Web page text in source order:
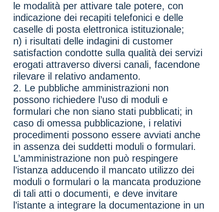
le modalità per attivare tale potere, con
indicazione dei recapiti telefonici e delle
caselle di posta elettronica istituzionale;
n) i risultati delle indagini di customer
satisfaction condotte sulla qualità dei servizi
erogati attraverso diversi canali, facendone
rilevare il relativo andamento.
2. Le pubbliche amministrazioni non
possono richiedere l’uso di moduli e
formulari che non siano stati pubblicati; in
caso di omessa pubblicazione, i relativi
procedimenti possono essere avviati anche
in assenza dei suddetti moduli o formulari.
L’amministrazione non può respingere
l’istanza adducendo il mancato utilizzo dei
moduli o formulari o la mancata produzione
di tali atti o documenti, e deve invitare
l’istante a integrare la documentazione in un